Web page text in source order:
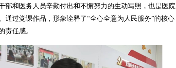
部和医务人员辛勤付出和不懈努力的生动写照，也是医院
通过党课作品，形象诠释了“全心全意为人民服务”的核心
责任感。